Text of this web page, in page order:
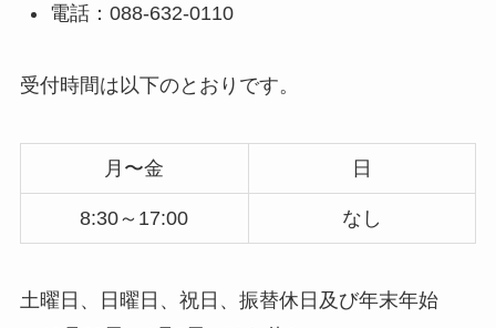
電話：088-632-0110
受付時間は以下のとおりです。
月〜金 日
8:30～17:00 なし
土曜日、日曜日、祝日、振替休日及び年末年始